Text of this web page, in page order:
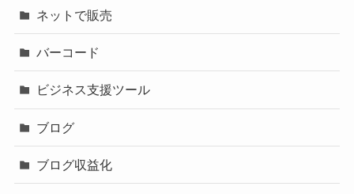
ネットで販売
バーコード
ビジネス支援ツール
ブログ
ブログ収益化